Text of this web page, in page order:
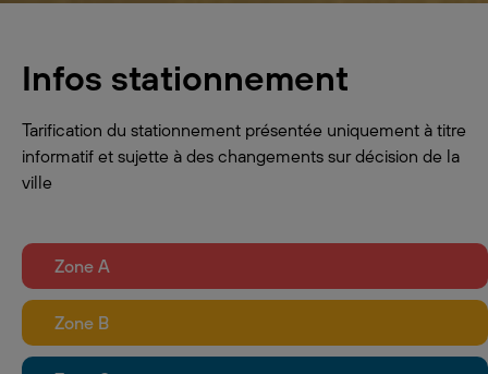
Infos stationnement
Tarification du stationnement présentée uniquement à titre
informatif et sujette à des changements sur décision de la
ville
Zone A
Zone B